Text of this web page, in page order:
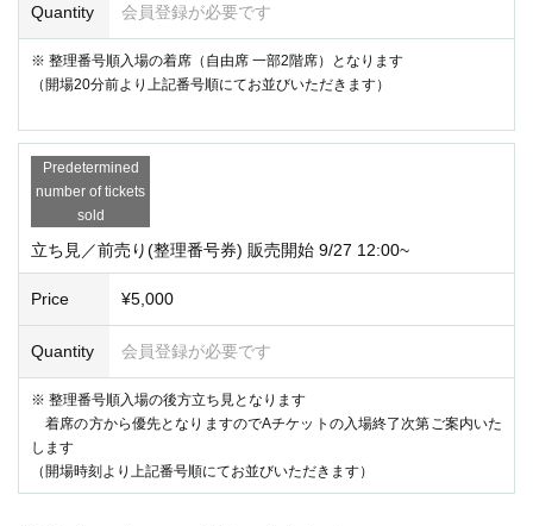
Quantity 会員登録が必要です
※ 整理番号順入場の着席（自由席 一部2階席）となります
（開場20分前より上記番号順にてお並びいただきます）
Predetermined
number of tickets
sold
立ち見／前売り(整理番号券) 販売開始 9/27 12:00~
Price ¥5,000
Quantity 会員登録が必要です
※ 整理番号順入場の後方立ち見となります
着席の方から優先となりますのでAチケットの入場終了次第ご案内いた
します
（開場時刻より上記番号順にてお並びいただきます）